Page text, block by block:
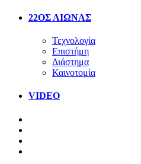
22ΟΣ ΑΙΩΝΑΣ
Τεχνολογία
Επιστήμη
Διάστημα
Καινοτομία
VIDEO